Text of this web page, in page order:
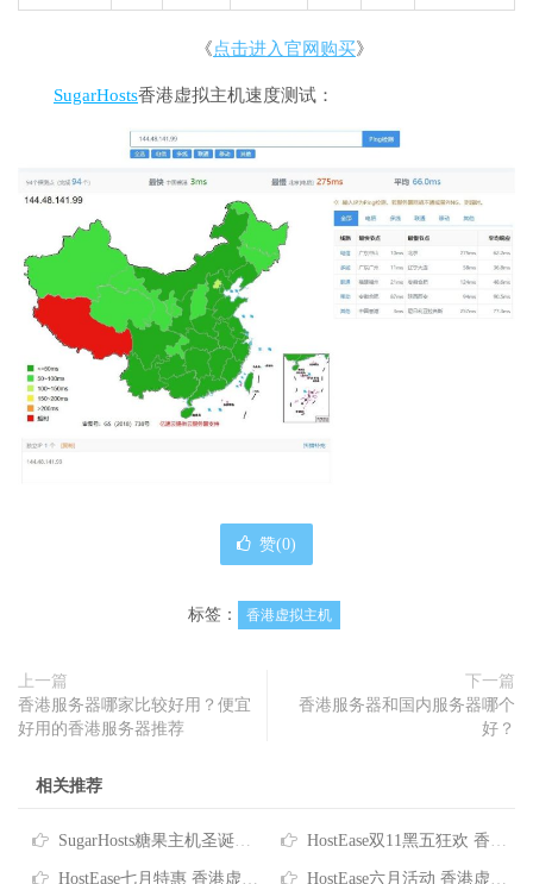
《点击进入官网购买》
SugarHosts香港虚拟主机速度测试：
赞(0)
标签： 香港虚拟主机
上一篇
香港服务器哪家比较好用？便宜
好用的香港服务器推荐
下一篇
香港服务器和国内服务器哪个
好？
相关推荐
SugarHosts糖果主机圣诞狂欢 香港虚拟主机消费全额返 HostEase双11黑五狂欢 香港主机6折优惠 低至$5.95/月
HostEase七月特惠 香港虚拟主机年付6折 VPS云主机$3.99起 独服送253IP HostEase六月活动 香港虚拟主机年付6折 VPS低至$3.99/月 独服送125IP